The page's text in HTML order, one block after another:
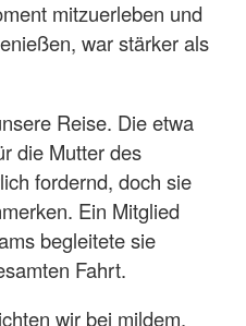
mitzuerleben und
war stärker als
Reise. Die etwa
die Mutter des
fordernd, doch sie
Ein Mitglied
begleitete sie
Fahrt.
wir bei mildem,